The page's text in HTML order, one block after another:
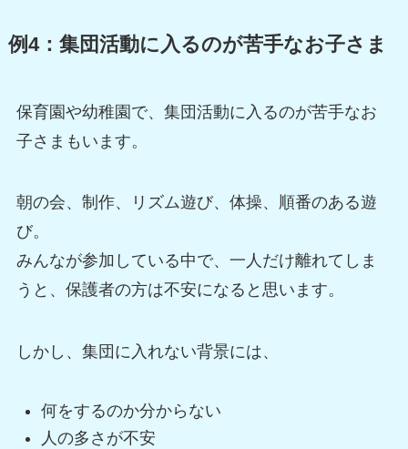
例4：集団活動に入るのが苦手なお子さま
保育園や幼稚園で、集団活動に入るのが苦手なお
子さまもいます。
朝の会、制作、リズム遊び、体操、順番のある遊
び。
みんなが参加している中で、一人だけ離れてしま
うと、保護者の方は不安になると思います。
しかし、集団に入れない背景には、
何をするのか分からない
人の多さが不安